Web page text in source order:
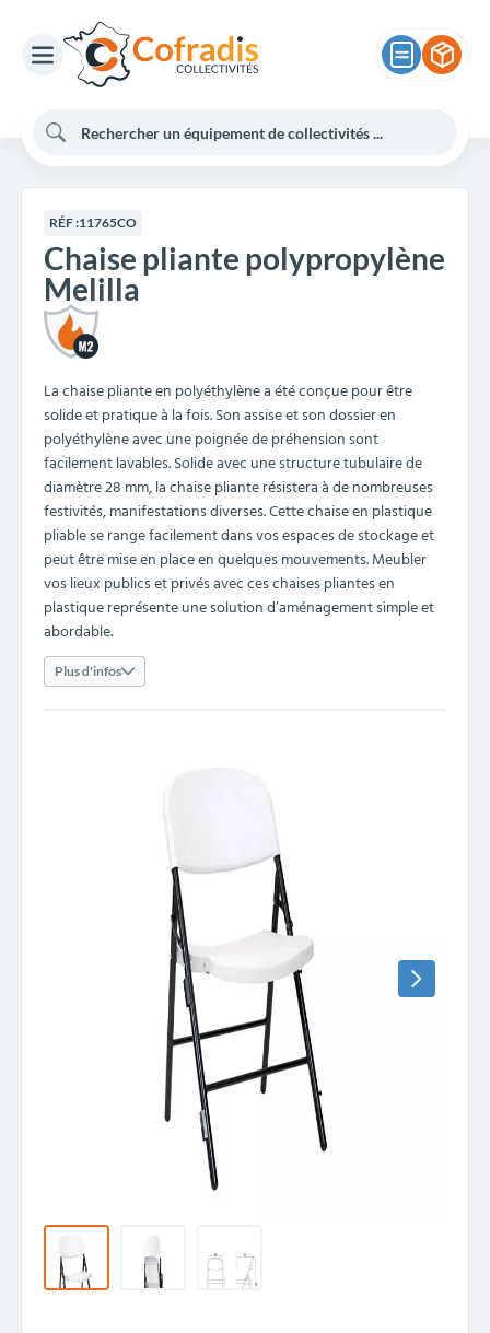
RÉF :11765CO
Chaise pliante polypropylène
Melilla
La chaise pliante en polyéthylène a été conçue pour être
solide et pratique à la fois. Son assise et son dossier en
polyéthylène avec une poignée de préhension sont
facilement lavables. Solide avec une structure tubulaire de
diamètre 28 mm, la chaise pliante résistera à de nombreuses
festivités, manifestations diverses. Cette chaise en plastique
pliable se range facilement dans vos espaces de stockage et
peut être mise en place en quelques mouvements. Meubler
vos lieux publics et privés avec ces chaises pliantes en
plastique représente une solution d’aménagement simple et
abordable.
Plus d'infos